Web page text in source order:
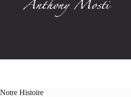
Notre Histoire